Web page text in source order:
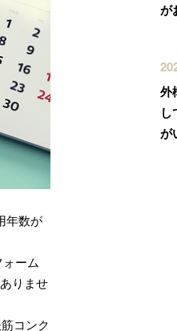
年数が
ーム
りませ
コンク
が
外
が